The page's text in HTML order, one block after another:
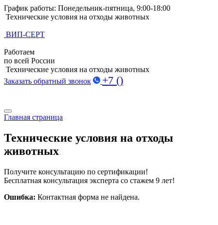
График работы: Понедельник-пятница, 9:00-18:00
Технические условия на отходы животных
ВИП-СЕРТ
Работаем
по всей России
Технические условия на отходы животных
Заказать обратный звонок
+7 ()
Главная страница
Технические условия на отходы
животных
Получите консультацию по сертификации!
Бесплатная консультация эксперта со стажем 9 лет!
Ошибка: Контактная форма не найдена.